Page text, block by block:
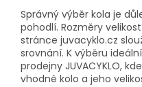
Správný výběr kola je
pohodlí. Rozměry
stránce juvacyklo.cz
srovnání. K výběru
prodejny JUVACYKLO,
vhodné kolo a jeho